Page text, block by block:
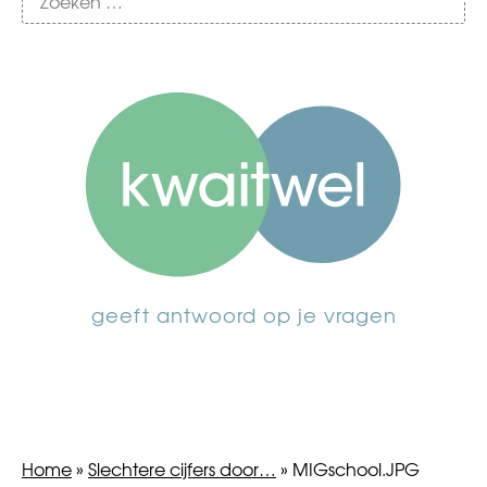
geeft antwoord op je vragen
Home» Slechtere cijfers door… » MIGschool.JPG